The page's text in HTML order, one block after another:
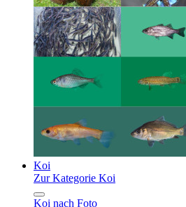
Koi
Zur Kategorie Koi
Koi nach Foto